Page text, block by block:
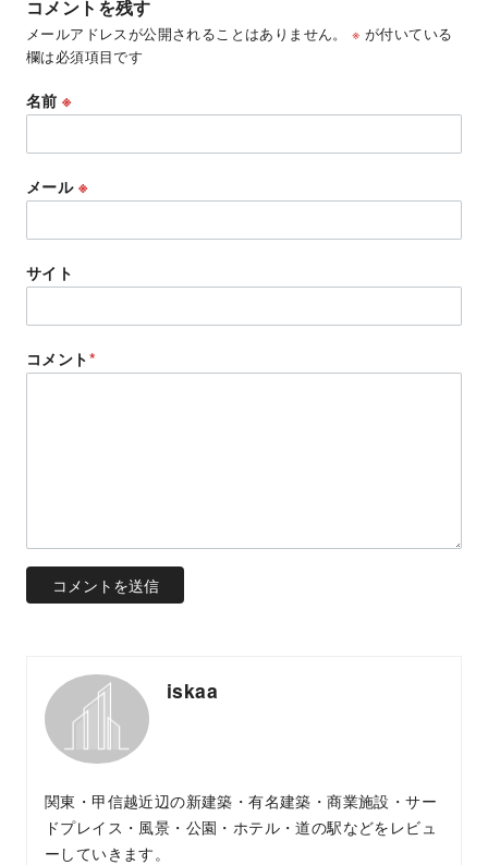
コメントを残す
メールアドレスが公開されることはありません。 ※ が付いている
欄は必須項目です
名前※
メール ※
サイト
コメント*
iskaa
関東・甲信越近辺の新建築・有名建築・商業施設・サー
ドプレイス・風景・公園・ホテル・道の駅などをレビュ
ーしていきます。